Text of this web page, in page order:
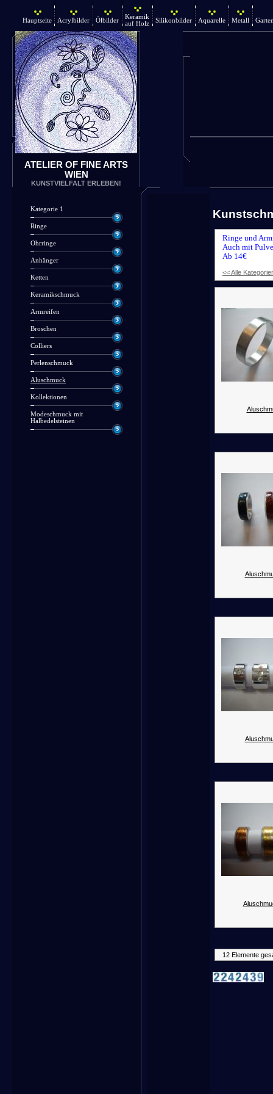
Hauptseite Acrylbilder Ölbilder
Keramik
auf Holz
Silikonbilder Aquarelle Metall
ATELIER OF FINE ARTS
WIEN
KUNSTVIELFALT ERLEBEN!
Kategorie 1
Ringe
Ohrringe
Anhänger
Ketten
Keramikschmuck
Armreifen
Broschen
Colliers
Perlenschmuck
Aluschmuck
Kollektionen
Modeschmuck mit
Halbedelsteinen
Ringe und
Auch mit
Ab 14€
<< Alle
12 Elemente